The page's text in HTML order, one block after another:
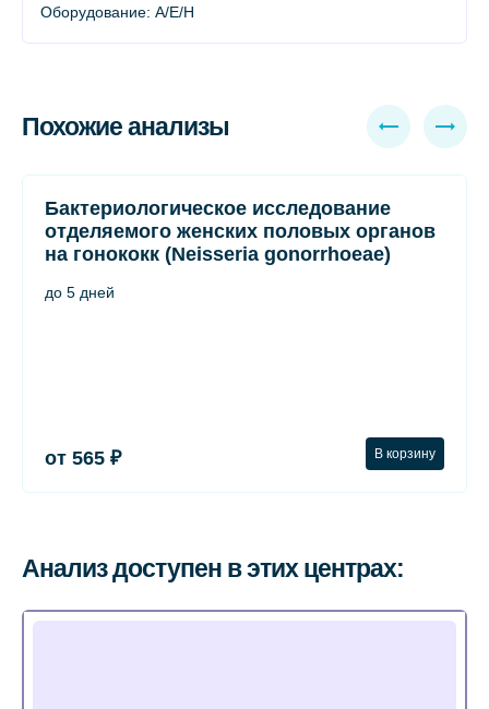
Оборудование: A/E/H
Похожие анализы
Бактериологическое исследование
отделяемого женских половых органов
на гонококк (Neisseria gonorrhoeae)
до 5 дней
от 565 ₽ В корзину
Анализ доступен в этих центрах: